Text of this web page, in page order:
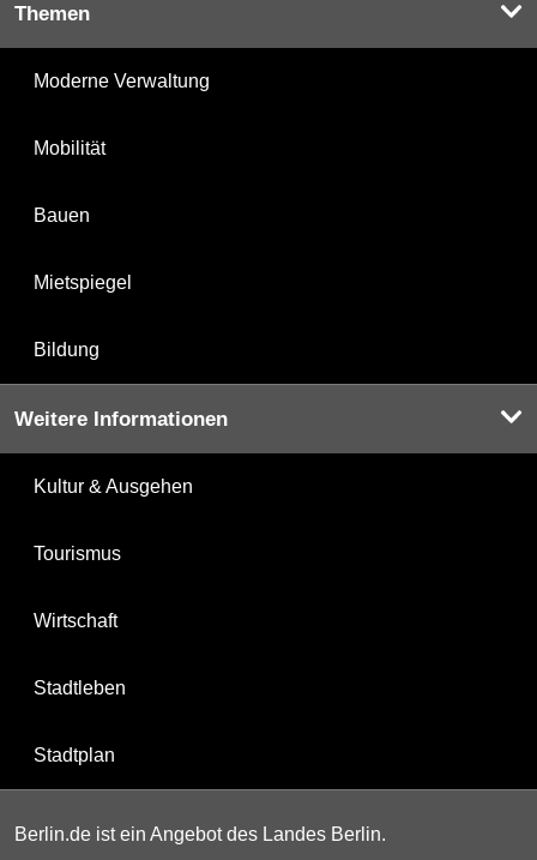
Themen
Moderne Verwaltung
Mobilität
Bauen
Mietspiegel
Bildung
Weitere Informationen
Kultur & Ausgehen
Tourismus
Wirtschaft
Stadtleben
Stadtplan
Berlin.de ist ein Angebot des Landes Berlin.